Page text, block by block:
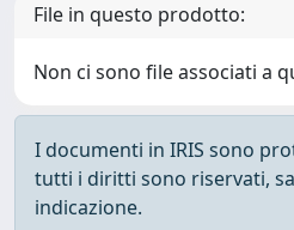
File in questo prodotto:
Non ci sono file associati a
I documenti in IRIS sono
tutti i diritti sono riservati,
indicazione.